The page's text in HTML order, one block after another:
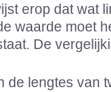
erop dat wat
waarde moet
De
de lengtes van